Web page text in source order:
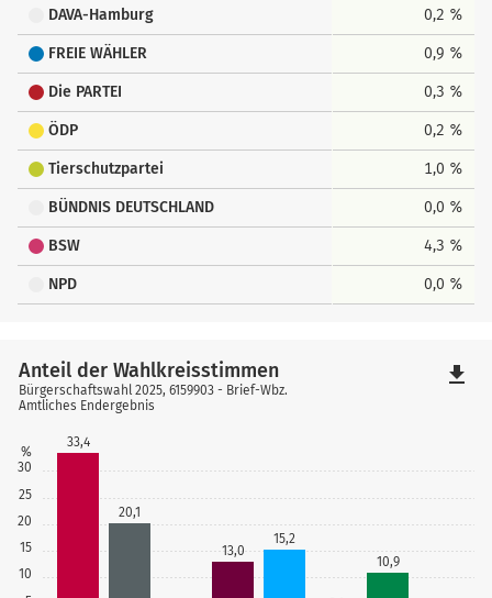
DAVA-Hamburg 0,2 %
FREIE WÄHLER 0,9 %
Die PARTEI 0,3 %
ÖDP 0,2 %
Tierschutzpartei 1,0 %
BÜNDNIS DEUTSCHLAND 0,0 %
BSW 4,3 %
NPD 0,0 %
10
15
20
25
30
%
33,4
20,1
13,0
15,2
10,9
Anteil der Wahlkreisstimmen
Bürgerschaftswahl 2025, 6159903 - Brief-Wbz.
Amtliches Endergebnis
file_download